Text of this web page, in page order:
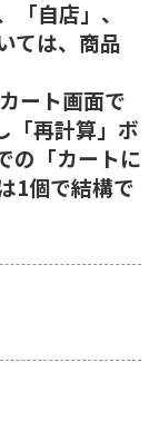
自店」、
ては、商品
ート画面で
「再計算」ボ
の「カートに
1個で結構で